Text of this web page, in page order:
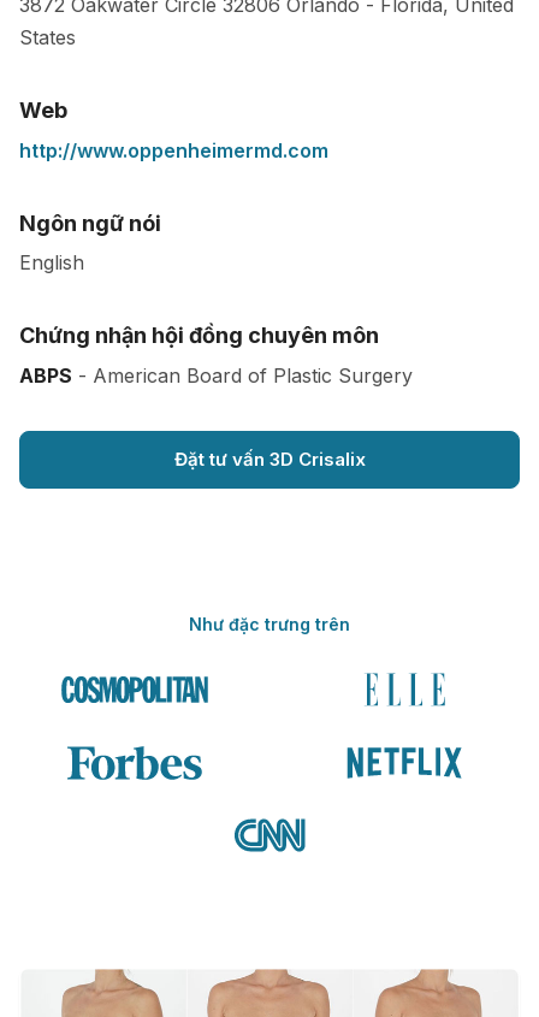
3872 Oakwater Circle 32806 Orlando - Florida, United
States
Web
http://www.oppenheimermd.com
Ngôn ngữ nói
English
Chứng nhận hội đồng chuyên môn
ABPS - American Board of Plastic Surgery
Đặt tư vấn 3D Crisalix
Như đặc trưng trên